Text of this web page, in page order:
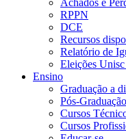
RPPN
DCE
Recursos
Relatório de
Eleições
Ensino
Graduação a
Pós-
Cursos
Cursos